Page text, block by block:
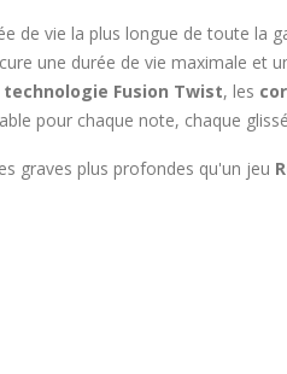
de vie la plus longue de toute la
une durée de vie maximale et
technologie Fusion Twist, les
pour chaque note, chaque
graves plus profondes qu'un jeu